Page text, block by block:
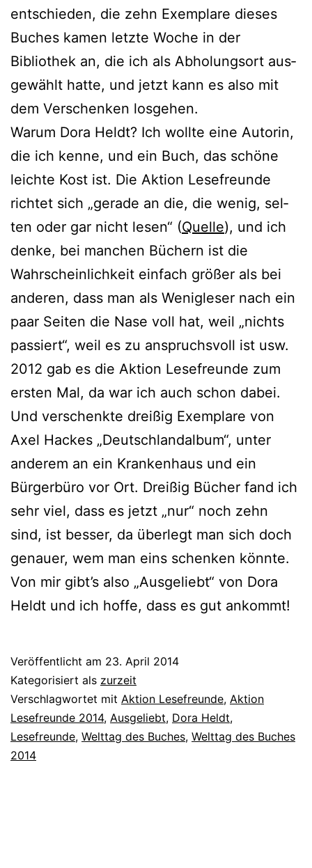
ent­schie­den, die zehn Exemplare die­ses
Buches kamen letz­te Woche in der
Bibliothek an, die ich als Abholungsort aus­
ge­wählt hat­te, und jetzt kann es also mit
dem Verschenken losgehen.
Warum Dora Heldt? Ich woll­te eine Autorin,
die ich ken­ne, und ein Buch, das schö­ne
leich­te Kost ist. Die Aktion Lesefreunde
rich­tet sich „gera­de an die, die wenig, sel­
ten oder gar nicht lesen“ (Quelle), und ich
den­ke, bei man­chen Büchern ist die
Wahrscheinlichkeit ein­fach grö­ßer als bei
ande­ren, dass man als Wenigleser nach ein
paar Seiten die Nase voll hat, weil „nichts
pas­siert“, weil es zu anspruchs­voll ist usw.
2012 gab es die Aktion Lesefreunde zum
ers­ten Mal, da war ich auch schon dabei.
Und ver­schenk­te drei­ßig Exemplare von
Axel Hackes „Deutschlandalbum“, unter
ande­rem an ein Krankenhaus und ein
Bürgerbüro vor Ort. Dreißig Bücher fand ich
sehr viel, dass es jetzt „nur“ noch zehn
sind, ist bes­ser, da über­legt man sich doch
genau­er, wem man eins schen­ken könn­te.
Von mir gibt’s also „Ausgeliebt“ von Dora
Heldt und ich hof­fe, dass es gut ankommt!
Veröffentlicht am 23. April 2014
Kategorisiert als zurzeit
Verschlagwortet mit Aktion Lesefreunde, Aktion
Lesefreunde 2014, Ausgeliebt, Dora Heldt,
Lesefreunde, Welttag des Buches, Welttag des Buches
2014